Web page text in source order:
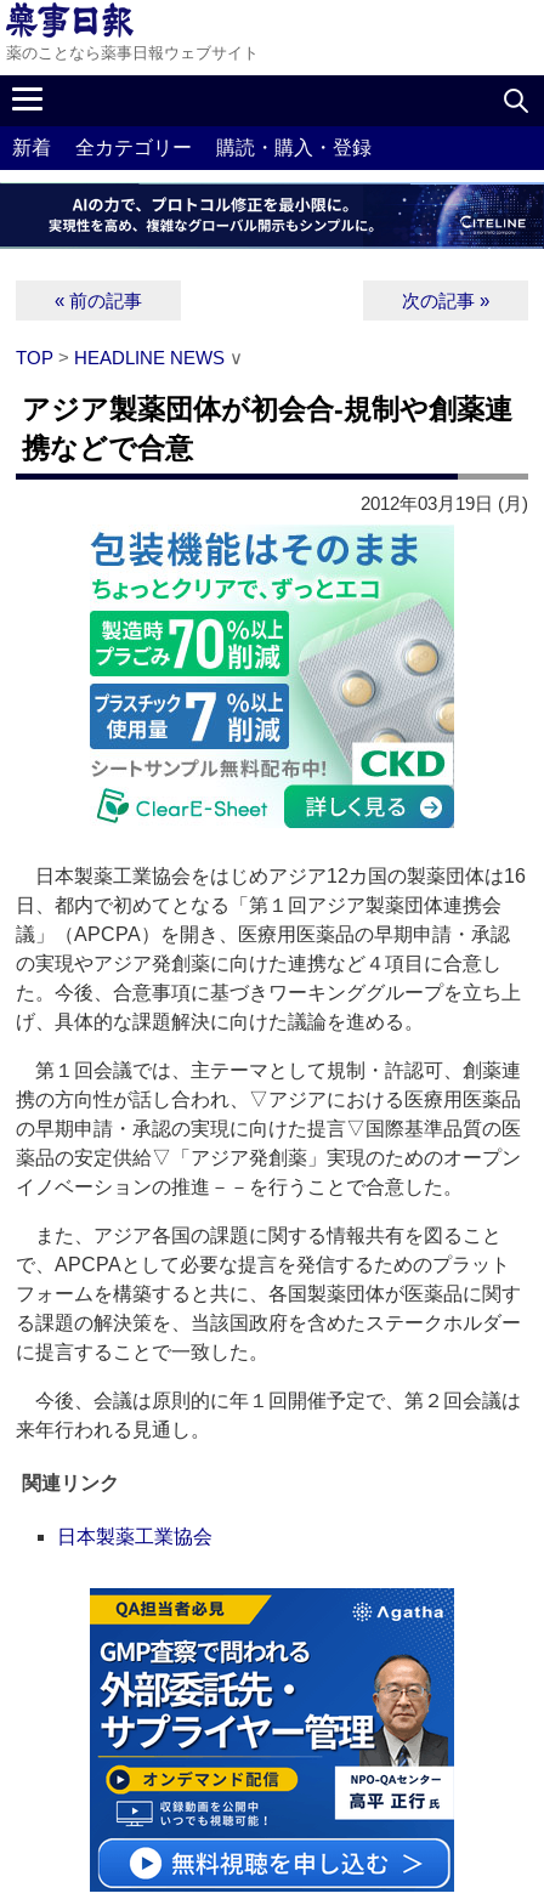
薬のことなら薬事日報ウェブサイト
新着 全カテゴリー 購読・購入・登録
« 前の記事 次の記事 »
TOP > HEADLINE NEWS ∨
アジア製薬団体が初会合‐規制や創薬連
携などで合意
2012年03月19日 (月)
日本製薬工業協会をはじめアジア12カ国の製薬団体は16
日、都内で初めてとなる「第１回アジア製薬団体連携会
議」（APCPA）を開き、医療用医薬品の早期申請・承認
の実現やアジア発創薬に向けた連携など４項目に合意し
た。今後、合意事項に基づきワーキンググループを立ち上
げ、具体的な課題解決に向けた議論を進める。
第１回会議では、主テーマとして規制・許認可、創薬連
携の方向性が話し合われ、▽アジアにおける医療用医薬品
の早期申請・承認の実現に向けた提言▽国際基準品質の医
薬品の安定供給▽「アジア発創薬」実現のためのオープン
イノベーションの推進－－を行うことで合意した。
また、アジア各国の課題に関する情報共有を図ること
で、APCPAとして必要な提言を発信するためのプラット
フォームを構築すると共に、各国製薬団体が医薬品に関す
る課題の解決策を、当該国政府を含めたステークホルダー
に提言することで一致した。
今後、会議は原則的に年１回開催予定で、第２回会議は
来年行われる見通し。
関連リンク
日本製薬工業協会